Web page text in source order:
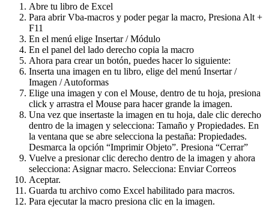
Abre tu libro de Excel
Para abrir Vba-macros y poder pegar la macro, Presiona Alt +
F11
En el menú elige Insertar / Módulo
En el panel del lado derecho copia la macro
Ahora para crear un botón, puedes hacer lo siguiente:
Inserta una imagen en tu libro, elige del menú Insertar /
Imagen / Autoformas
Elige una imagen y con el Mouse, dentro de tu hoja, presiona
click y arrastra el Mouse para hacer grande la imagen.
Una vez que insertaste la imagen en tu hoja, dale clic derecho
dentro de la imagen y selecciona: Tamaño y Propiedades. En
la ventana que se abre selecciona la pestaña: Propiedades.
Desmarca la opción “Imprimir Objeto”. Presiona “Cerrar”
Vuelve a presionar clic derecho dentro de la imagen y ahora
selecciona: Asignar macro. Selecciona: Enviar Correos
Aceptar.
Guarda tu archivo como Excel habilitado para macros.
Para ejecutar la macro presiona clic en la imagen.